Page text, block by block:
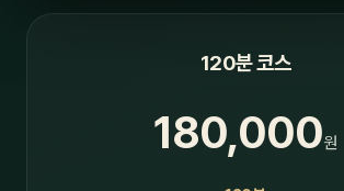
120분 코스
180,000원